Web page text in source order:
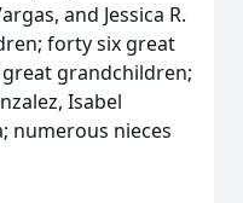
and Jessica R.
forty six great
grandchildren;
Isabel
numerous nieces